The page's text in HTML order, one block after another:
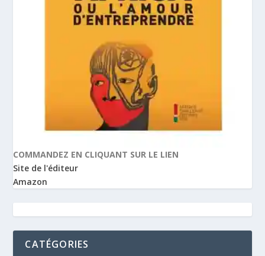
COMMANDEZ EN CLIQUANT SUR LE LIEN
Site de l'éditeur
Amazon
CATÉGORIES